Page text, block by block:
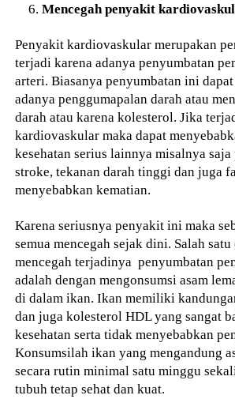
Mencegah penyakit
Penyakit kardiovaskular merupakan
terjadi karena adanya penyumbatan
arteri. Biasanya penyumbatan ini
adanya penggumapalan darah atau
darah atau karena kolesterol. Jika
kardiovaskular maka dapat
kesehatan serius lainnya misalnya
stroke, tekanan darah tinggi dan juga
menyebabkan kematian.
Karena seriusnya penyakit ini maka
semua mencegah sejak dini. Salah
mencegah terjadinya penyumbatan
adalah dengan mengonsumsi asam
di dalam ikan. Ikan memiliki
dan juga kolesterol HDL yang sangat
kesehatan serta tidak menyebabkan
Konsumsilah ikan yang mengandung
secara rutin minimal satu minggu
tubuh tetap sehat dan kuat.